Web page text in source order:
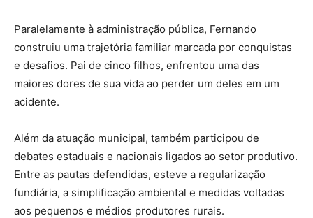
Paralelamente à administração pública, Fernando
construiu uma trajetória familiar marcada por conquistas
e desafios. Pai de cinco filhos, enfrentou uma das
maiores dores de sua vida ao perder um deles em um
acidente.
Além da atuação municipal, também participou de
debates estaduais e nacionais ligados ao setor produtivo.
Entre as pautas defendidas, esteve a regularização
fundiária, a simplificação ambiental e medidas voltadas
aos pequenos e médios produtores rurais.